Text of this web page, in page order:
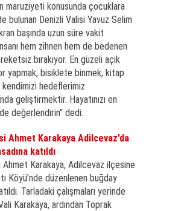
maruziyeti konusunda çocuklara
bulunan Denizli Valisi Yavuz Selim
başında uzun süre vakit
hem zihnen hem de bedenen
bırakıyor. En güzeli açık
yapmak, bisiklete binmek, kitap
kendimizi hedeflerimiz
geliştirmektir. Hayatınızı en
değerlendirin” dedi.
Ahmet Karakaya Adilcevaz’da
katıldı
Ahmet Karakaya, Adilcevaz ilçesine
Köyü’nde düzenlenen buğday
Tarladaki çalışmaları yerinde
Karakaya, ardından Toprak